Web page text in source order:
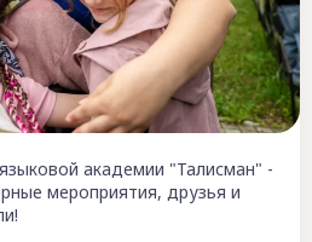
академии "Талисман" -
мероприятия, друзья и